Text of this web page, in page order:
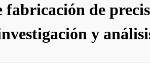
fabricación de
y